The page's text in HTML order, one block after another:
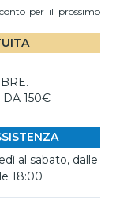
per il prossimo
DA 150€
al sabato, dalle
18:00